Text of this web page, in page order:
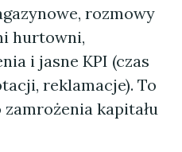
rozmowy
hurtowni,
i jasne KPI (czas
reklamacje). To
kapitału